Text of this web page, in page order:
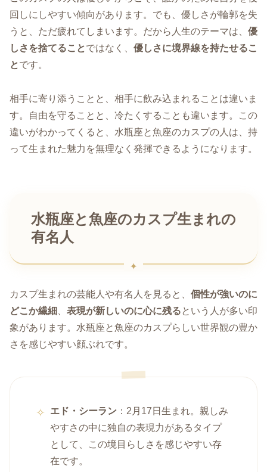
回しにしやすい傾向があります。でも、優しさが輪郭を失
うと、ただ疲れてしまいます。だから人生のテーマは、 優
しさを捨てることではなく、 優しさに境界線を持たせるこ
とです。
相手に寄り添うことと、相手に飲み込まれることは違いま
す。自由を守ることと、冷たくすることも違います。この
違いがわかってくると、水瓶座と魚座のカスプの人は、持
って生まれた魅力を無理なく発揮できるようになります。
水瓶座と魚座のカスプ生まれの
有名人
カスプ生まれの芸能人や有名人を見ると、 個性が強いのに
どこか繊細
表現が新しいのに心に残るという人が多い印
象があります。水瓶座と魚座のカスプらしい世界観の豊か
さを感じやすい顔ぶれです。
エド・シーラン ：2月17日生まれ。親しみ
やすさの中に独自の表現力があるタイプ
として、この境目らしさを感じやすい存
在です。